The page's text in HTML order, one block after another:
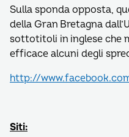
Sulla sponda opposta,
della Gran Bretagna
sottotitoli in inglese che
efficace alcuni degli
http://
Siti: